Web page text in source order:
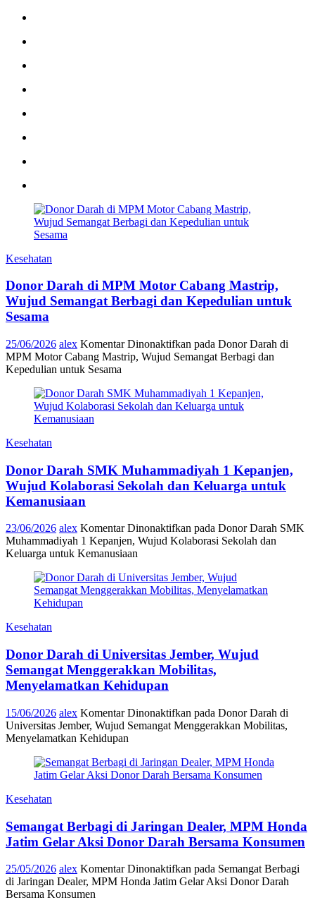
Kesehatan
Donor Darah di MPM Motor Cabang Mastrip,
Wujud Semangat Berbagi dan Kepedulian untuk
Sesama
25/06/2026 alex Komentar Dinonaktifkan pada Donor Darah di
MPM Motor Cabang Mastrip, Wujud Semangat Berbagi dan
Kepedulian untuk Sesama
Kesehatan
Donor Darah SMK Muhammadiyah 1 Kepanjen,
Wujud Kolaborasi Sekolah dan Keluarga untuk
Kemanusiaan
23/06/2026 alex Komentar Dinonaktifkan pada Donor Darah SMK
Muhammadiyah 1 Kepanjen, Wujud Kolaborasi Sekolah dan
Keluarga untuk Kemanusiaan
Kesehatan
Donor Darah di Universitas Jember, Wujud
Semangat Menggerakkan Mobilitas,
Menyelamatkan Kehidupan
15/06/2026 alex Komentar Dinonaktifkan pada Donor Darah di
Universitas Jember, Wujud Semangat Menggerakkan Mobilitas,
Menyelamatkan Kehidupan
Kesehatan
Semangat Berbagi di Jaringan Dealer, MPM Honda
Jatim Gelar Aksi Donor Darah Bersama Konsumen
25/05/2026 alex Komentar Dinonaktifkan pada Semangat Berbagi
di Jaringan Dealer, MPM Honda Jatim Gelar Aksi Donor Darah
Bersama Konsumen